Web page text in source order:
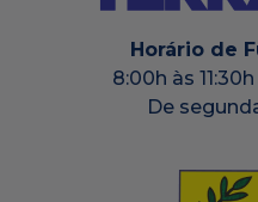
Horário de
8:00h às
De